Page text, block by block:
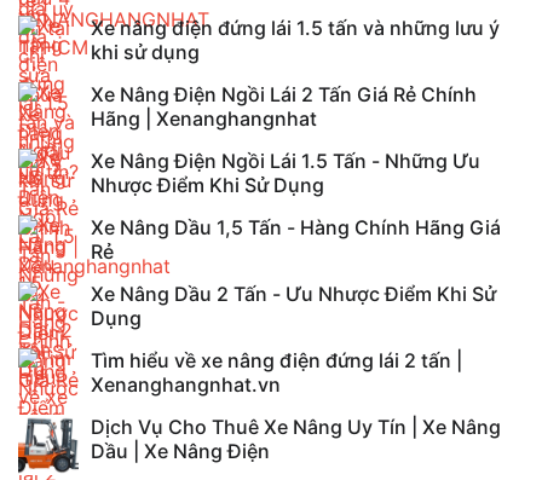
Xe nâng điện đứng lái 1.5 tấn và những lưu ý
khi sử dụng
Xe Nâng Điện Ngồi Lái 2 Tấn Giá Rẻ Chính
Hãng | Xenanghangnhat
Xe Nâng Điện Ngồi Lái 1.5 Tấn - Những Ưu
Nhược Điểm Khi Sử Dụng
Xe Nâng Dầu 1,5 Tấn - Hàng Chính Hãng Giá
Rẻ
Xe Nâng Dầu 2 Tấn - Ưu Nhược Điểm Khi Sử
Dụng
Tìm hiểu về xe nâng điện đứng lái 2 tấn |
Xenanghangnhat.vn
Dịch Vụ Cho Thuê Xe Nâng Uy Tín | Xe Nâng
Dầu | Xe Nâng Điện